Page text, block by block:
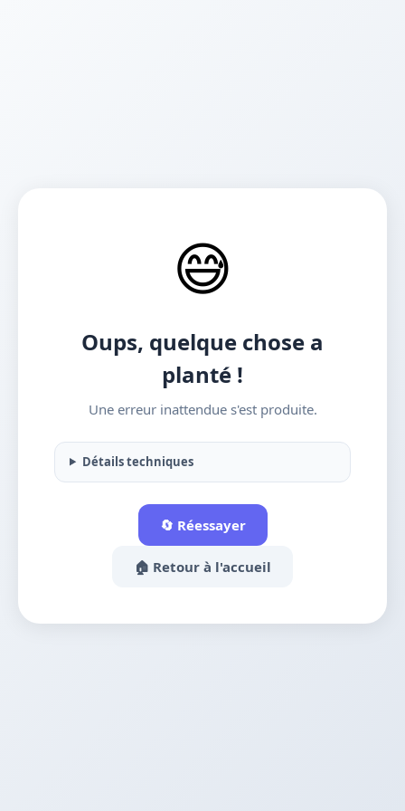
😅
Oups, quelque chose a
planté !
Une erreur inattendue s'est produite.
Détails techniques
🔄 Réessayer
🏠 Retour à l'accueil